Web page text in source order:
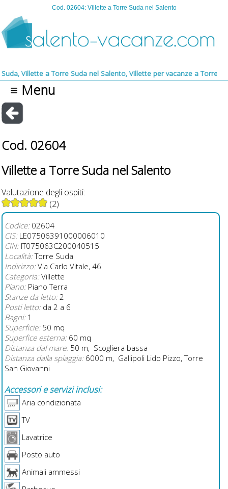
Cod. 02604: Villette a Torre Suda nel Salento
a Torre Suda nel Salento, Villette per vacanze a Torre Suda,
≡ Menu
Cod. 02604
Villette a Torre Suda nel Salento
Valutazione degli ospiti:
(2)
Codice:02604
CIS:LE07506391000006010
CIN:IT075063C200040515
Località: Torre Suda
Indirizzo:Via Carlo Vitale, 46
Categoria:Villette
Piano:Piano Terra
Stanze da letto:2
Posti letto:da 2 a 6
Bagni:1
Superficie:50 mq
Superfice esterna:60 mq
Distanza dal mare:50 m, Scogliera bassa
Distanza dalla spiaggia:6000 m, Gallipoli Lido Pizzo, Torre
San Giovanni
Accessori e servizi inclusi:
Aria condizionata
TV
Lavatrice
Posto auto
Animali ammessi